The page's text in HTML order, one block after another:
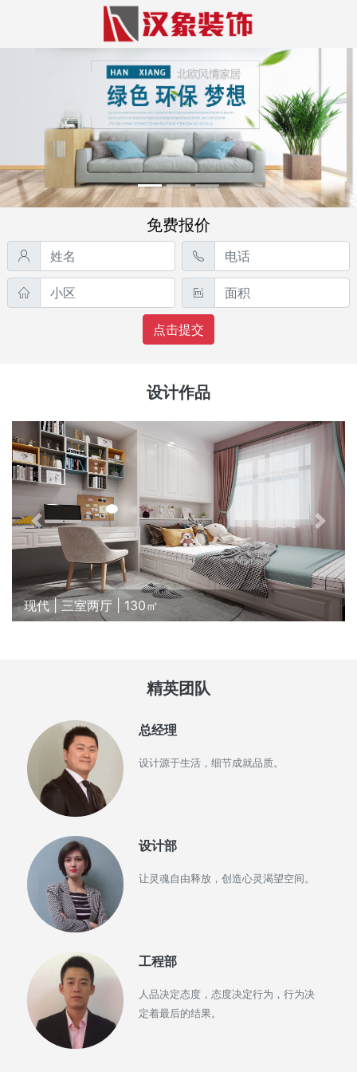
免费报价
点击提交
设计作品
现代 | 三室两厅 | 130㎡
精英团队
总经理
设计源于生活，细节成就品质。
设计部
让灵魂自由释放，创造心灵渴望空间。
工程部
人品决定态度，态度决定行为，行为决
定着最后的结果。